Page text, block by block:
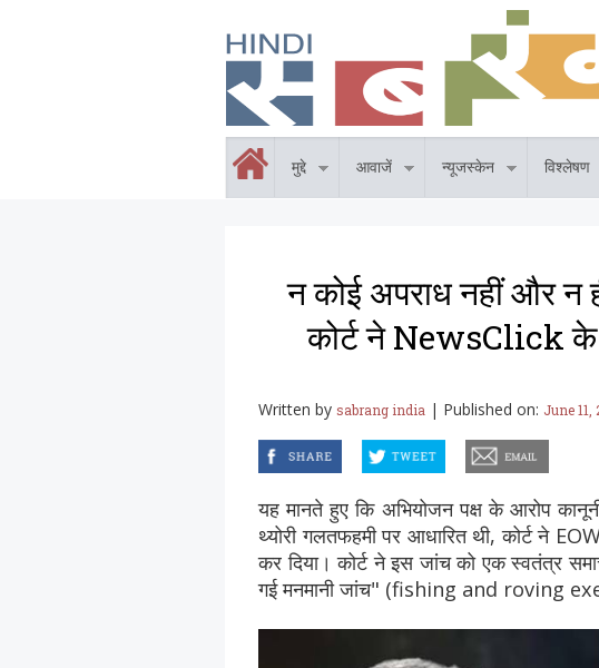
मुद्दे आवाजें न्यूजस्केन विश्लेषण
न कोई अपराध नहीं और न
कोर्ट ने NewsClick के
Written by sabrang india | Published on: June 11,
यह मानते हुए कि अभियोजन पक्ष के आरोप
थ्योरी गलतफहमी पर आधारित थी, कोर्ट ने
कर दिया। कोर्ट ने इस जांच को एक स्वतंत्र
गई मनमानी जांच" (fishing and roving